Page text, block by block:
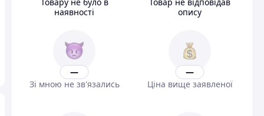
наявності
опису
—
Зі мною не зв'язались
—
Ціна вище заявленої